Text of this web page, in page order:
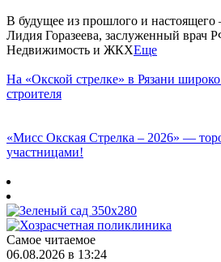
В будущее из прошлого и настоящего
Лидия Горазеева, заслуженный врач
Недвижимость и ЖКХЕще
На «Окской стрелке» в Рязани
строителя
«Мисс Окская Стрелка – 2026» —
участницами!
Самое читаемое
06.08.2026 в 13:24